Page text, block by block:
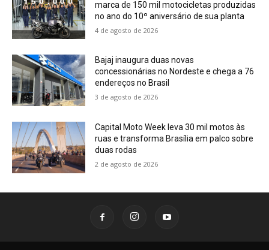
marca de 150 mil motocicletas produzidas
no ano do 10º aniversário de sua planta
4 de agosto de 2026
Bajaj inaugura duas novas
concessionárias no Nordeste e chega a 76
endereços no Brasil
3 de agosto de 2026
Capital Moto Week leva 30 mil motos às
ruas e transforma Brasília em palco sobre
duas rodas
2 de agosto de 2026